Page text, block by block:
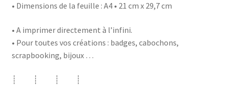
• Dimensions de la feuille : A4 • 21 cm x 29,7 cm
• A imprimer directement à l’infini.
• Pour toutes vos créations : badges, cabochons,
scrapbooking, bijoux …
┊ ┊ ┊ ┊